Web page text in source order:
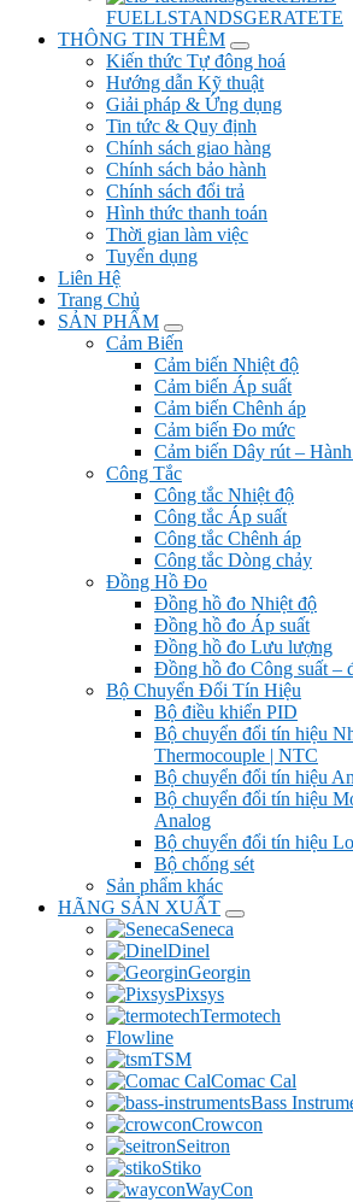
FUELLSTANDSGERATETE
THÔNG TIN THÊM
Kiến thức Tự đông hoá
Hướng dẫn Kỹ thuật
Giải pháp & Ứng dụng
Tin tức & Quy định
Chính sách giao hàng
Chính sách bảo hành
Chính sách đổi trả
Hình thức thanh toán
Thời gian làm việc
Tuyển dụng
Liên Hệ
Trang Chủ
SẢN PHẨM
Cảm Biến
Cảm biến Nhiệt độ
Cảm biến Áp suất
Cảm biến Chênh áp
Cảm biến Đo mức
Cảm biến Dây rút –
Công Tắc
Công tắc Nhiệt độ
Công tắc Áp suất
Công tắc Chênh áp
Công tắc Dòng chảy
Đồng Hồ Đo
Đồng hồ đo Nhiệt độ
Đồng hồ đo Áp suất
Đồng hồ đo Lưu lượng
Đồng hồ đo Công suất –
Bộ Chuyển Đổi Tín Hiệu
Bộ điều khiển PID
Bộ chuyển đổi tín hiệu
Thermocouple | NTC
Bộ chuyển đổi tín hiệu
Bộ chuyển đổi tín hiệu
Analog
Bộ chuyển đổi tín hiệu
Bộ chống sét
Sản phẩm khác
HÃNG SẢN XUẤT
Seneca
Dinel
Georgin
Pixsys
Termotech
Flowline
TSM
Comac Cal
Bass
Crowcon
Seitron
Stiko
WayCon